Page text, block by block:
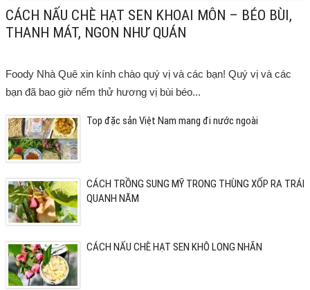
CÁCH NẤU CHÈ HẠT SEN KHOAI MÔN – BÉO BÙI,
THANH MÁT, NGON NHƯ QUÁN
Foody Nhà Quê xin kính chào quý vị và các bạn! Quý vị và các
bạn đã bao giờ nếm thử hương vị bùi béo...
Top đặc sản Việt Nam mang đi nước ngoài
CÁCH TRỒNG SUNG MỸ TRONG THÙNG XỐP RA TRÁI
QUANH NĂM
CÁCH NẤU CHÈ HẠT SEN KHÔ LONG NHÃN